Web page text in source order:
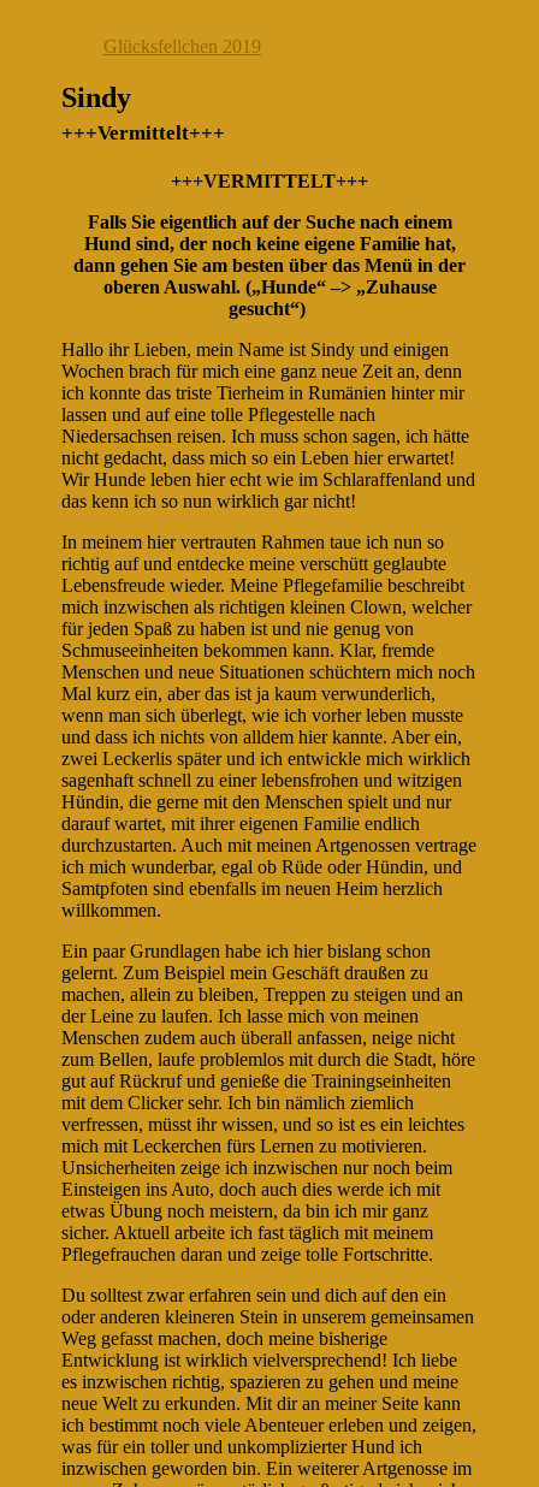
Glücksfellchen 2019
Sindy
+++Vermittelt+++
+++VERMITTELT+++
Falls Sie eigentlich auf der Suche nach einem
Hund sind, der noch keine eigene Familie hat,
dann gehen Sie am besten über das Menü in der
oberen Auswahl. („Hunde“ –> „Zuhause
gesucht“)
Hallo ihr Lieben, mein Name ist Sindy und einigen
Wochen brach für mich eine ganz neue Zeit an, denn
ich konnte das triste Tierheim in Rumänien hinter mir
lassen und auf eine tolle Pflegestelle nach
Niedersachsen reisen. Ich muss schon sagen, ich hätte
nicht gedacht, dass mich so ein Leben hier erwartet!
Wir Hunde leben hier echt wie im Schlaraffenland und
das kenn ich so nun wirklich gar nicht!
In meinem hier vertrauten Rahmen taue ich nun so
richtig auf und entdecke meine verschütt geglaubte
Lebensfreude wieder. Meine Pflegefamilie beschreibt
mich inzwischen als richtigen kleinen Clown, welcher
für jeden Spaß zu haben ist und nie genug von
Schmuseeinheiten bekommen kann. Klar, fremde
Menschen und neue Situationen schüchtern mich noch
Mal kurz ein, aber das ist ja kaum verwunderlich,
wenn man sich überlegt, wie ich vorher leben musste
und dass ich nichts von alldem hier kannte. Aber ein,
zwei Leckerlis später und ich entwickle mich wirklich
sagenhaft schnell zu einer lebensfrohen und witzigen
Hündin, die gerne mit den Menschen spielt und nur
darauf wartet, mit ihrer eigenen Familie endlich
durchzustarten. Auch mit meinen Artgenossen vertrage
ich mich wunderbar, egal ob Rüde oder Hündin, und
Samtpfoten sind ebenfalls im neuen Heim herzlich
willkommen.
Ein paar Grundlagen habe ich hier bislang schon
gelernt. Zum Beispiel mein Geschäft draußen zu
machen, allein zu bleiben, Treppen zu steigen und an
der Leine zu laufen. Ich lasse mich von meinen
Menschen zudem auch überall anfassen, neige nicht
zum Bellen, laufe problemlos mit durch die Stadt, höre
gut auf Rückruf und genieße die Trainingseinheiten
mit dem Clicker sehr. Ich bin nämlich ziemlich
verfressen, müsst ihr wissen, und so ist es ein leichtes
mich mit Leckerchen fürs Lernen zu motivieren.
Unsicherheiten zeige ich inzwischen nur noch beim
Einsteigen ins Auto, doch auch dies werde ich mit
etwas Übung noch meistern, da bin ich mir ganz
sicher. Aktuell arbeite ich fast täglich mit meinem
Pflegefrauchen daran und zeige tolle Fortschritte.
Du solltest zwar erfahren sein und dich auf den ein
oder anderen kleineren Stein in unserem gemeinsamen
Weg gefasst machen, doch meine bisherige
Entwicklung ist wirklich vielversprechend! Ich liebe
es inzwischen richtig, spazieren zu gehen und meine
neue Welt zu erkunden. Mit dir an meiner Seite kann
ich bestimmt noch viele Abenteuer erleben und zeigen,
was für ein toller und unkomplizierter Hund ich
inzwischen geworden bin. Ein weiterer Artgenosse im